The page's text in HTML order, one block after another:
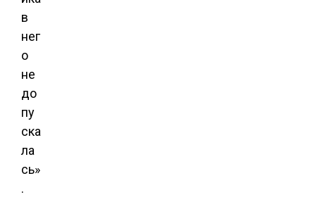
в
нег
о
не
до
пу
ска
ла
сь»
.